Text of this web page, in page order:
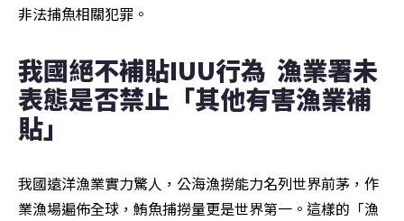
非法捕魚相關犯罪。
我國絕不補貼IUU行為  漁業署未
表態是否禁止「其他有害漁業補
貼」
我國遠洋漁業實力驚人，公海漁撈能力名列世界前茅，作
業漁場遍佈全球，鮪魚捕撈量更是世界第一。這樣的「漁